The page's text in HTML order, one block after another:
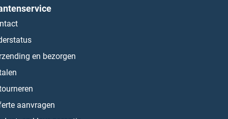
en bezorgen
aanvragen